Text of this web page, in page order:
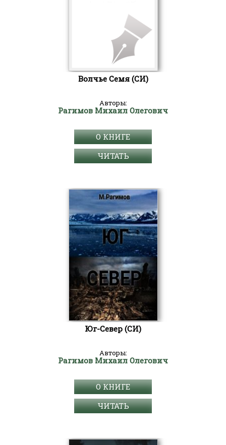
Волчье Семя (СИ)
Авторы:
Рагимов Михаил Олегович
О КНИГЕ
ЧИТАТЬ
Юг-Север (СИ)
Авторы:
Рагимов Михаил Олегович
О КНИГЕ
ЧИТАТЬ